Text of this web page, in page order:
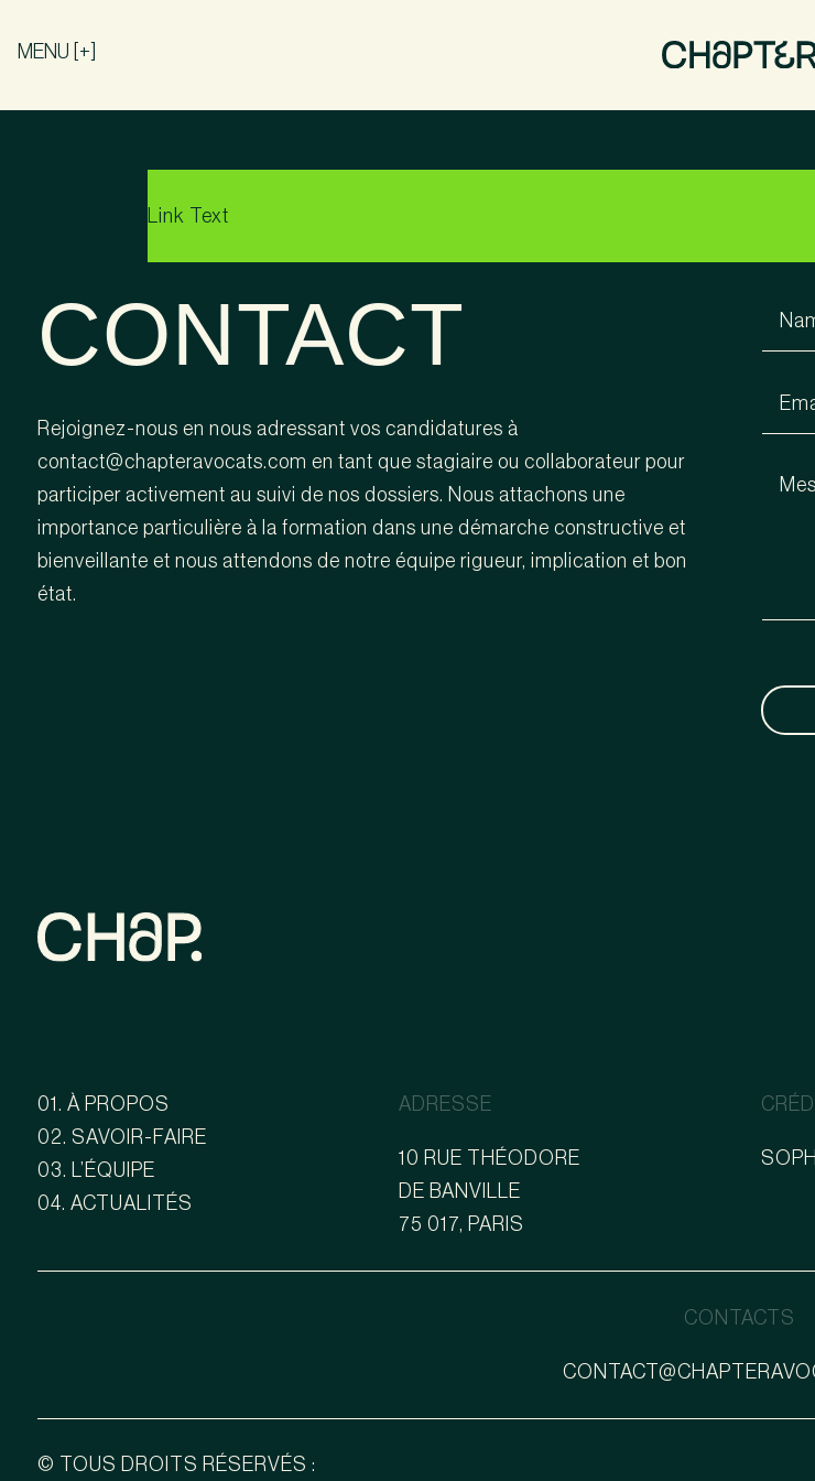
MENU [+]
Link Text
CONTACT
Rejoignez-nous en nous adressant vos candidatures à
contact@chapteravocats.com en tant que stagiaire ou collaborateur pour
participer activement au suivi de nos dossiers. Nous attachons une
importance particulière à la formation dans une démarche constructive et
bienveillante et nous attendons de notre équipe rigueur, implication et bon
état.
01. À PROPOS
02. SAVOIR-FAIRE
03. L’ÉQUIPE
04. ACTUALITÉS
ADRESSE
10 RUE THÉODORE
DE BANVILLE
75 017, PARIS
CONTACTS
© TOUS DROITS RÉSERVÉS :